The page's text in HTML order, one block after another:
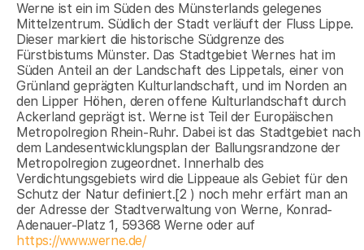
Werne ist ein im Süden des Münsterlands gelegenes
Mittelzentrum. Südlich der Stadt verläuft der Fluss Lippe.
Dieser markiert die historische Südgrenze des
Fürstbistums Münster. Das Stadtgebiet Wernes hat im
Süden Anteil an der Landschaft des Lippetals, einer von
Grünland geprägten Kulturlandschaft, und im Norden an
den Lipper Höhen, deren offene Kulturlandschaft durch
Ackerland geprägt ist. Werne ist Teil der Europäischen
Metropolregion Rhein-Ruhr. Dabei ist das Stadtgebiet nach
dem Landesentwicklungsplan der Ballungsrandzone der
Metropolregion zugeordnet. Innerhalb des
Verdichtungsgebiets wird die Lippeaue als Gebiet für den
Schutz der Natur definiert.[2 ) noch mehr erfärt man an
der Adresse der Stadtverwaltung von Werne, Konrad-
Adenauer-Platz 1, 59368 Werne oder auf
https://www.werne.de/